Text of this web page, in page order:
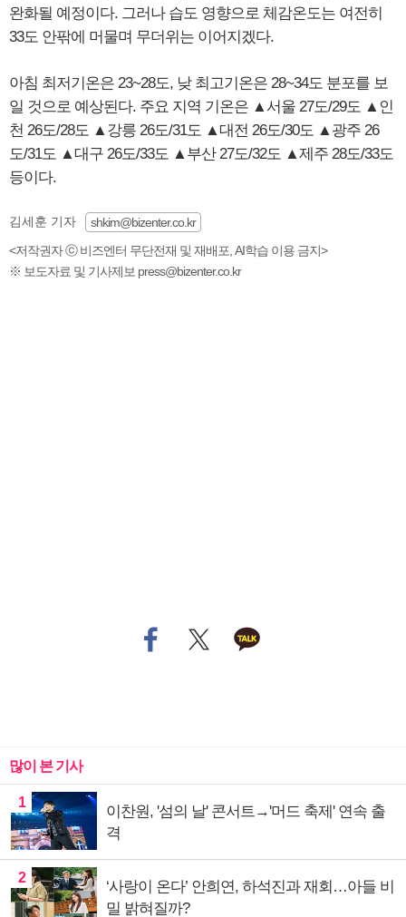
완화될 예정이다. 그러나 습도 영향으로 체감온도는 여전히
33도 안팎에 머물며 무더위는 이어지겠다.
아침 최저기온은 23~28도, 낮 최고기온은 28~34도 분포를 보
일 것으로 예상된다. 주요 지역 기온은 ▲서울 27도/29도 ▲인
천 26도/28도 ▲강릉 26도/31도 ▲대전 26도/30도 ▲광주 26
도/31도 ▲대구 26도/33도 ▲부산 27도/32도 ▲제주 28도/33도
등이다.
김세훈 기자
shkim@bizenter.co.kr
<저작권자 ⓒ 비즈엔터 무단전재 및 재배포, AI학습 이용 금지>
※ 보도자료 및 기사제보 press@bizenter.co.kr
많이 본 기사
1
이찬원, '섬의 날' 콘서트→'머드 축제' 연속 출
격
2
‘사랑이 온다’ 안희연, 하석진과 재회…아들 비
밀 밝혀질까?